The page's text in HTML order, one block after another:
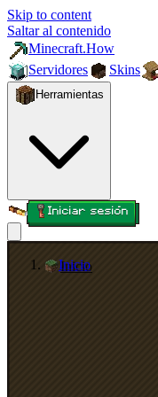
Skip to content
Saltar al contenido
Minecraft.How
Servidores
Skins
Herramientas
Iniciar sesión
Inicio